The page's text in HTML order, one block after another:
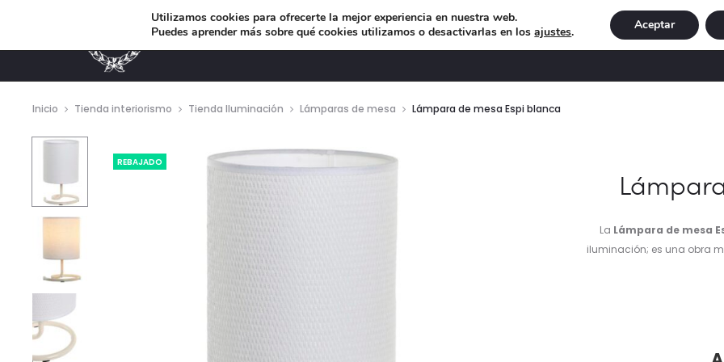
MUEBLES DE DISEÑO ILUMINACIÓN NAVIDAD
Inicio Tienda interiorismo Tienda Iluminación Lámparas de mesa Lámpara de mesa Espi blanca
REBAJADO
La Lámpara de mesa
iluminación; es una obra
Utilizamos cookies para ofrecerte la mejor experiencia en nuestra web.
Puedes aprender más sobre qué cookies utilizamos o desactivarlas en losajustes. Aceptar